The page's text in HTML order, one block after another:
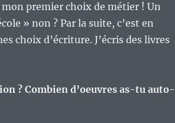
premier choix de métier ! Un
» non ? Par la suite, c’est en
choix d’écriture. J’écris des livres
? Combien d’oeuvres as-tu auto-